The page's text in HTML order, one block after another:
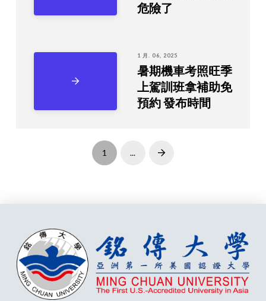
危險了
1 月. 06, 2025
暑期機車考照旺季
上駕訓班拿補助免
預約 發布時間
1 ... Next